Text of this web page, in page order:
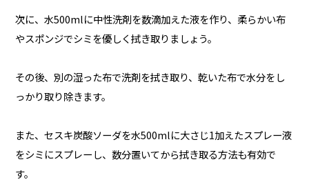
次に、水500mlに中性洗剤を数滴加えた液を作り、柔らかい布
やスポンジでシミを優しく拭き取りましょう。
その後、別の湿った布で洗剤を拭き取り、乾いた布で水分をし
っかり取り除きます。
また、セスキ炭酸ソーダを水500mlに大さじ1加えたスプレー液
をシミにスプレーし、数分置いてから拭き取る方法も有効で
す。